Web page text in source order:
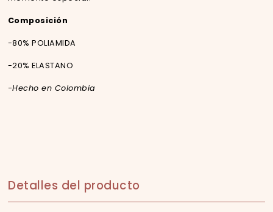
Composición
-80% POLIAMIDA
-20% ELASTANO
-Hecho en Colombia
Detalles del producto